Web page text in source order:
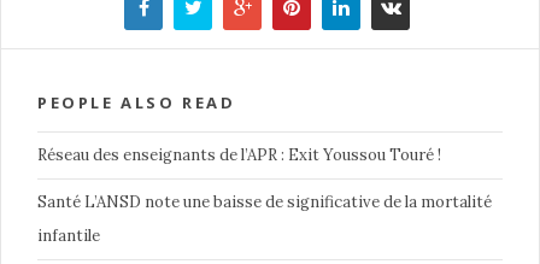
PEOPLE ALSO READ
Réseau des enseignants de l’APR : Exit Youssou Touré !
Santé L’ANSD note une baisse de significative de la mortalité
infantile